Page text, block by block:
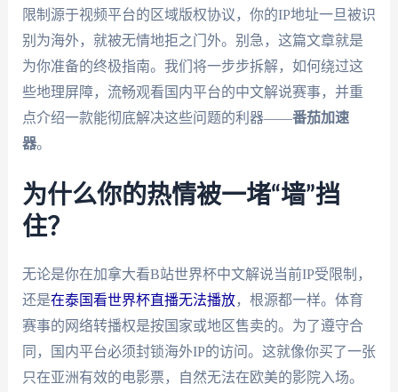
限制源于视频平台的区域版权协议，你的IP地址一旦被识
别为海外，就被无情地拒之门外。别急，这篇文章就是
为你准备的终极指南。我们将一步步拆解，如何绕过这
些地理屏障，流畅观看国内平台的中文解说赛事，并重
点介绍一款能彻底解决这些问题的利器——番茄加速
器。
为什么你的热情被一堵“墙”挡
住？
无论是你在加拿大看B站世界杯中文解说当前IP受限制，
还是在泰国看世界杯直播无法播放，根源都一样。体育
赛事的网络转播权是按国家或地区售卖的。为了遵守合
同，国内平台必须封锁海外IP的访问。这就像你买了一张
只在亚洲有效的电影票，自然无法在欧美的影院入场。